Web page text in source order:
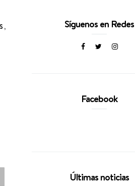
,
Síguenos en Redes
Facebook
Últimas noticias